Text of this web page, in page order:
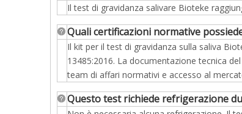
Il test di gravidanza salivare Bioteke
Quali certificazioni normative
Il kit per il test di gravidanza sulla saliva
13485:2016. La documentazione tecnica
team di affari normativi e accesso al
Questo test richiede refrigerazione